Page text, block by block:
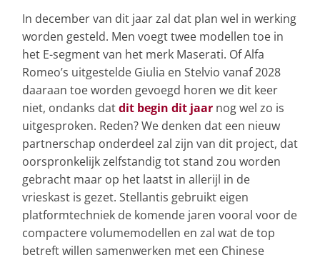
In december van dit jaar zal dat plan wel in werking
worden gesteld. Men voegt twee modellen toe in
het E-segment van het merk Maserati. Of Alfa
Romeo’s uitgestelde Giulia en Stelvio vanaf 2028
daaraan toe worden gevoegd horen we dit keer
niet, ondanks datdit begin dit jaar nog wel zo is
uitgesproken. Reden? We denken dat een nieuw
partnerschap onderdeel zal zijn van dit project, dat
oorspronkelijk zelfstandig tot stand zou worden
gebracht maar op het laatst in allerijl in de
vrieskast is gezet. Stellantis gebruikt eigen
platformtechniek de komende jaren vooral voor de
compactere volumemodellen en zal wat de top
betreft willen samenwerken met een Chinese